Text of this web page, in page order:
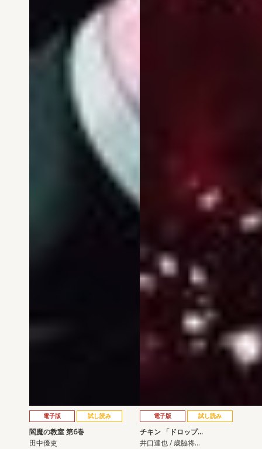
電子版 試し読み
閻魔の教室 第6巻
田中優吏
電子版 試し読み
チキン 「ドロップ…
井口達也 / 歳脇将…